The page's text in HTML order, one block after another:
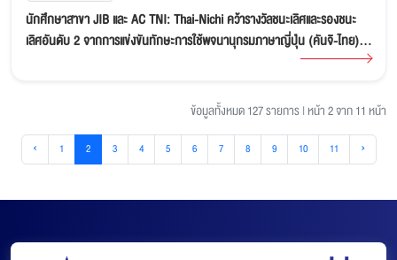
นักศึกษาสาขา JIB และ AC TNI: Thai-Nichi คว้ารางวัลชนะเลิศและรองชนะ
เลิศอันดับ 2 จากการแข่งขันทักษะการใช้พจนานุกรมภาษาญี่ปุ่น (คันจิ-ไทย)
ข้อมูลทั้งหมด 127 รายการ|หน้า 2 จาก 11 หน้า
‹ 1 2 3 4 5 6 7 8 9 10 11 ›